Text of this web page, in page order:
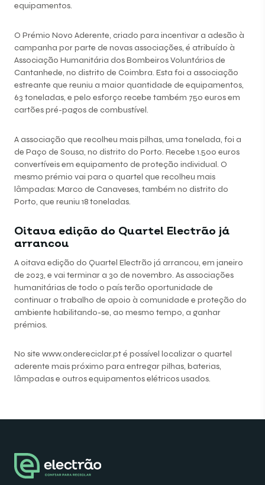
equipamentos.
O Prémio Novo Aderente, criado para incentivar a adesão à
campanha por parte de novas associações, é atribuído à
Associação Humanitária dos Bombeiros Voluntários de
Cantanhede, no distrito de Coimbra. Esta foi a associação
estreante que reuniu a maior quantidade de equipamentos,
63 toneladas, e pelo esforço recebe também 750 euros em
cartões pré-pagos de combustível.
A associação que recolheu mais pilhas, uma tonelada, foi a
de Paço de Sousa, no distrito do Porto. Recebe 1.500 euros
convertíveis em equipamento de proteção individual. O
mesmo prémio vai para o quartel que recolheu mais
lâmpadas: Marco de Canaveses, também no distrito do
Porto, que reuniu 18 toneladas.
Oitava edição do Quartel Electrão já
arrancou
A oitava edição do Quartel Electrão já arrancou, em janeiro
de 2023, e vai terminar a 30 de novembro. As associações
humanitárias de todo o país terão oportunidade de
continuar o trabalho de apoio à comunidade e proteção do
ambiente habilitando-se, ao mesmo tempo, a ganhar
prémios.
No site www.ondereciclar.pté possível localizar o quartel
aderente mais próximo para entregar pilhas, baterias,
lâmpadas e outros equipamentos elétricos usados.